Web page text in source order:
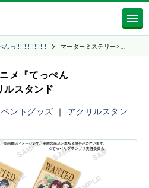
んっ!!!!!!!!!!!!!!! マーダーミステリー×…
メ『てっぺん
スタンド
ベントグッズ ｜ アクリルスタン